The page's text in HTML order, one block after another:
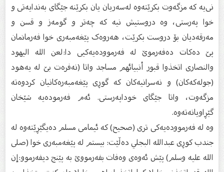
نی‌یه‌ که‌ مزگه‌وت بکرێته‌وه‌ له‌سه‌ریان یان بکرێنه‌ جێگای به‌ندایه‌تی و
خوا په‌رستی، وه‌ دروستیش نیه‌ که‌ چه‌تر و گومه‌ز و قسن و
مه‌رقه‌دیان بۆ دروست بکرێت، هه‌روه‌ک پێغه‌مبه‌ری خوا فه‌رمانمان
پێ ده‌کات ده‌فه‌رموێ له‌ فه‌رمووده‌یه‌کیی دا:لعن الله اليهود
والنصارى اتخذوا قبور أنبيائهم مساجد واتا (نه‌فره‌ت بێ له‌ یه‌هود
(جوله‌که‌کان) و نه‌سرانیه‌کان که‌ گوڕی پێغه‌مبه‌ره‌کانیان کردوه‌ته‌
مزگه‌وت، واتا جێگای خوداپه‌رستی. ئه‌م فه‌رموده‌یه‌ شێخان
گێڕاویانه‌ته‌وه‌.
وه‌ له‌ فه‌رمووده‌یه‌کی تری (صحیح) که‌ ئیمامی مسلم ده‌یگێڕێته‌وه‌ له‌
جندب کوڕی عبدالله البجلي ده‌ڵێت: بیستم له‌ پێغه‌مبه‌ری خوا (صلى
الله عليه وسلم) پێش ئه‌وه‌ی وه‌فات بفه‌رمووێ به‌ پێنج دیفه‌رموو:إن